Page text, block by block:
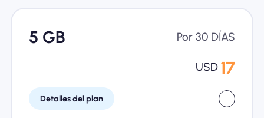
5 GB Por 30 DÍAS
USD 17
Detalles del plan